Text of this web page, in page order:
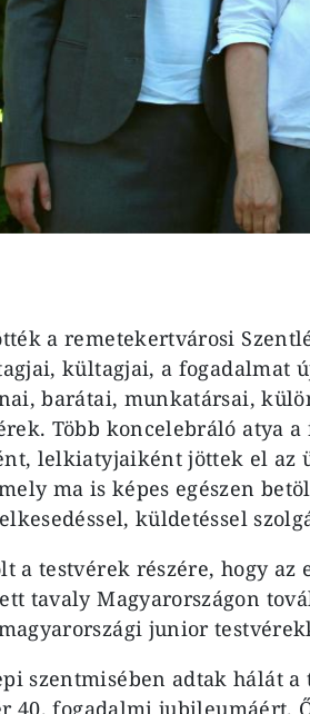
a remetekertvárosi
kültagjai, a fogadalmat
barátai, munkatársai,
Több koncelebráló atya
lelkiatyjaiként jöttek el az
ma is képes egészen
küldetéssel
a testvérek részére, hogy
tavaly Magyarországon
junior
szentmisében adtak hálát a
40. fogadalmi jubileumáért.